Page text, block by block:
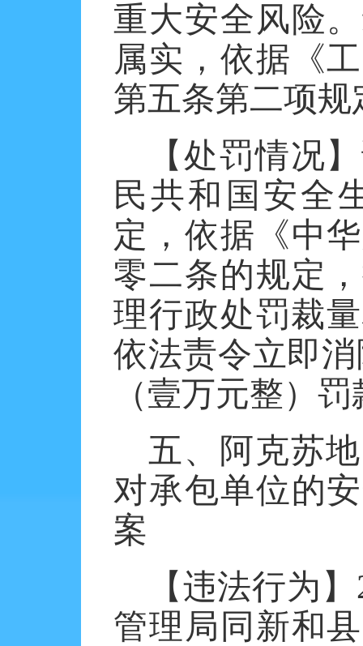
重大安全风险
属实，依据《
第五条第二项
【处罚情况
民共和国安全
定，依据《中
零二条的规定
理行政处罚裁
依法责令立即
（壹万元整）
五、阿克苏
对承包单位的
案
【违法行为】
管理局同新和